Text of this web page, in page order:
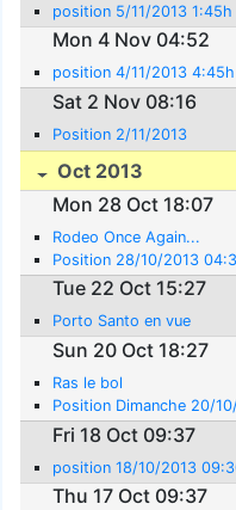
position 5/11/2013
Mon 4 Nov 04:52
position 4/11/2013
Sat 2 Nov 08:16
Position 2/11/2013
Oct 2013
Mon 28 Oct 18:07
Rodeo Once Again...
Position 28/10/2013
Tue 22 Oct 15:27
Porto Santo en vue
Sun 20 Oct 18:27
Ras le bol
Position Dimanche 20/
Fri 18 Oct 09:37
position 18/10/2013
Thu 17 Oct 09:37